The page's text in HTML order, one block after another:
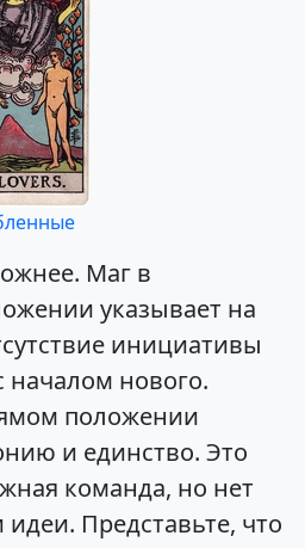
Маг в
указывает на
инициативы
началом нового.
положении
и единство. Это
команда, но нет
Представьте, что